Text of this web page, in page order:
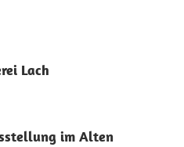
Lach
im Alten